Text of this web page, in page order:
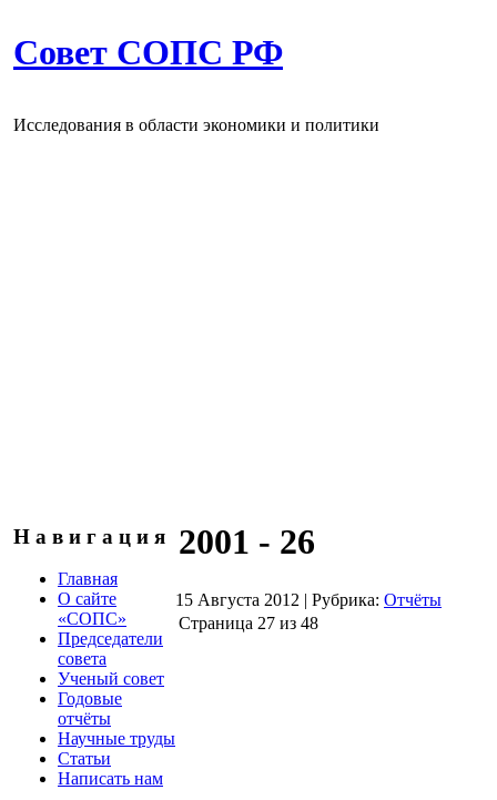
Совет СОПС РФ
Исследования в области экономики и политики
Н а в и г а ц и я
Главная
О сайте
«СОПС»
Председатели
совета
Ученый совет
Годовые
отчёты
Научные труды
Статьи
Написать нам
2001 - 26
15 Августа 2012 | Рубрика: Отчёты
Страница 27 из 48